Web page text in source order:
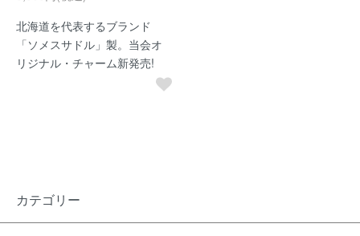
北海道を代表するブランド
「ソメスサドル」製。当会オ
リジナル・チャーム新発売!
カテゴリー